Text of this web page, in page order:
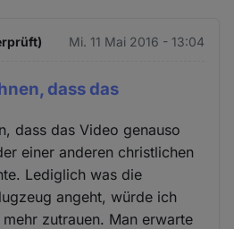
Mi. 11 Mai 2016 - 13:04
dass das
dass das Video genauso
einer anderen christlichen
Lediglich was die
angeht, würde ich
zutrauen. Man erwarte